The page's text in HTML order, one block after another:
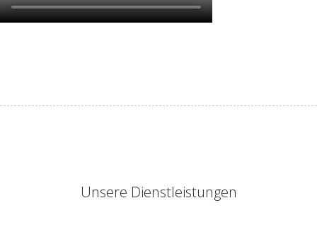
Unsere Dienstleistungen